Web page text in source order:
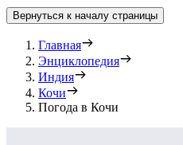
Вернуться к началу страницы
Главная
Энциклопедия
Индия
Кочи
Погода в Кочи